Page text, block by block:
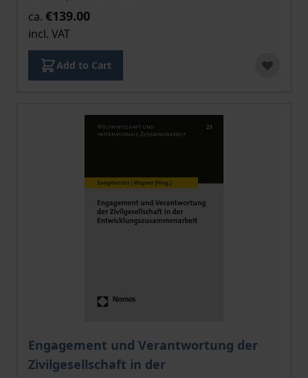
ca. €139.00
incl. VAT
Add to Cart
Engagement und Verantwortung der
Zivilgesellschaft in der
The price depends on the options chosen on the